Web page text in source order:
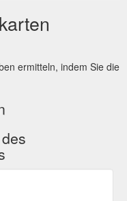
ermitteln, indem Sie die